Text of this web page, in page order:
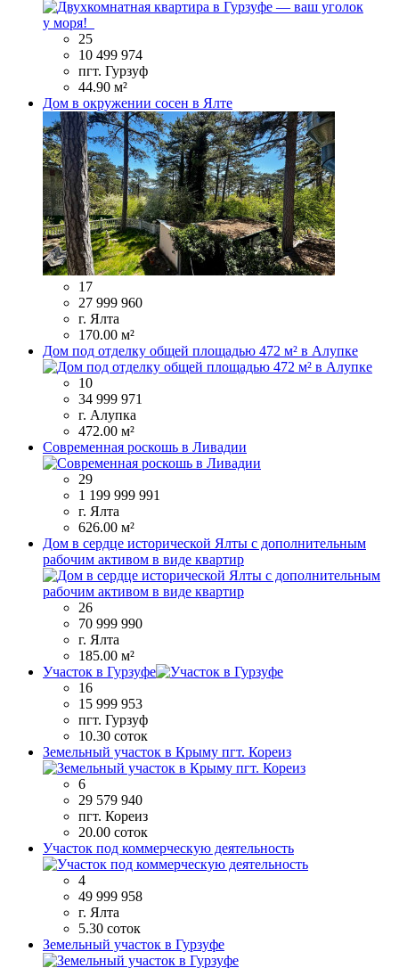
25
10 499 974
пгт. Гурзуф
44.90 м²
Дом в окружении сосен в Ялте
17
27 999 960
г. Ялта
170.00 м²
Дом под отделку общей площадью 472 м² в Алупке
10
34 999 971
г. Алупка
472.00 м²
Современная роскошь в Ливадии
29
1 199 999 991
г. Ялта
626.00 м²
Дом в сердце исторической Ялты с дополнительным
рабочим активом в виде квартир
26
70 999 990
г. Ялта
185.00 м²
Участок в Гурзуфе
16
15 999 953
пгт. Гурзуф
10.30 соток
Земельный участок в Крыму пгт. Кореиз
6
29 579 940
пгт. Кореиз
20.00 соток
Участок под коммерческую деятельность
4
49 999 958
г. Ялта
5.30 соток
Земельный участок в Гурзуфе